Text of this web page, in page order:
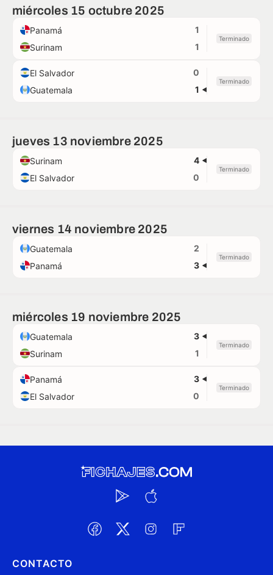
miércoles 15 octubre 2025
Panamá
1
Surinam
1
Terminado
El Salvador
0
Guatemala
1
Terminado
jueves 13 noviembre 2025
Surinam
4
El Salvador
0
Terminado
viernes 14 noviembre 2025
Guatemala
2
Panamá
3
Terminado
miércoles 19 noviembre 2025
Guatemala
3
Surinam
1
Terminado
Panamá
3
El Salvador
0
Terminado
CONTACTO